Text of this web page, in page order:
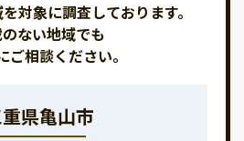
対象に調査しております。
ない地域でも
ご相談ください。
県亀山市